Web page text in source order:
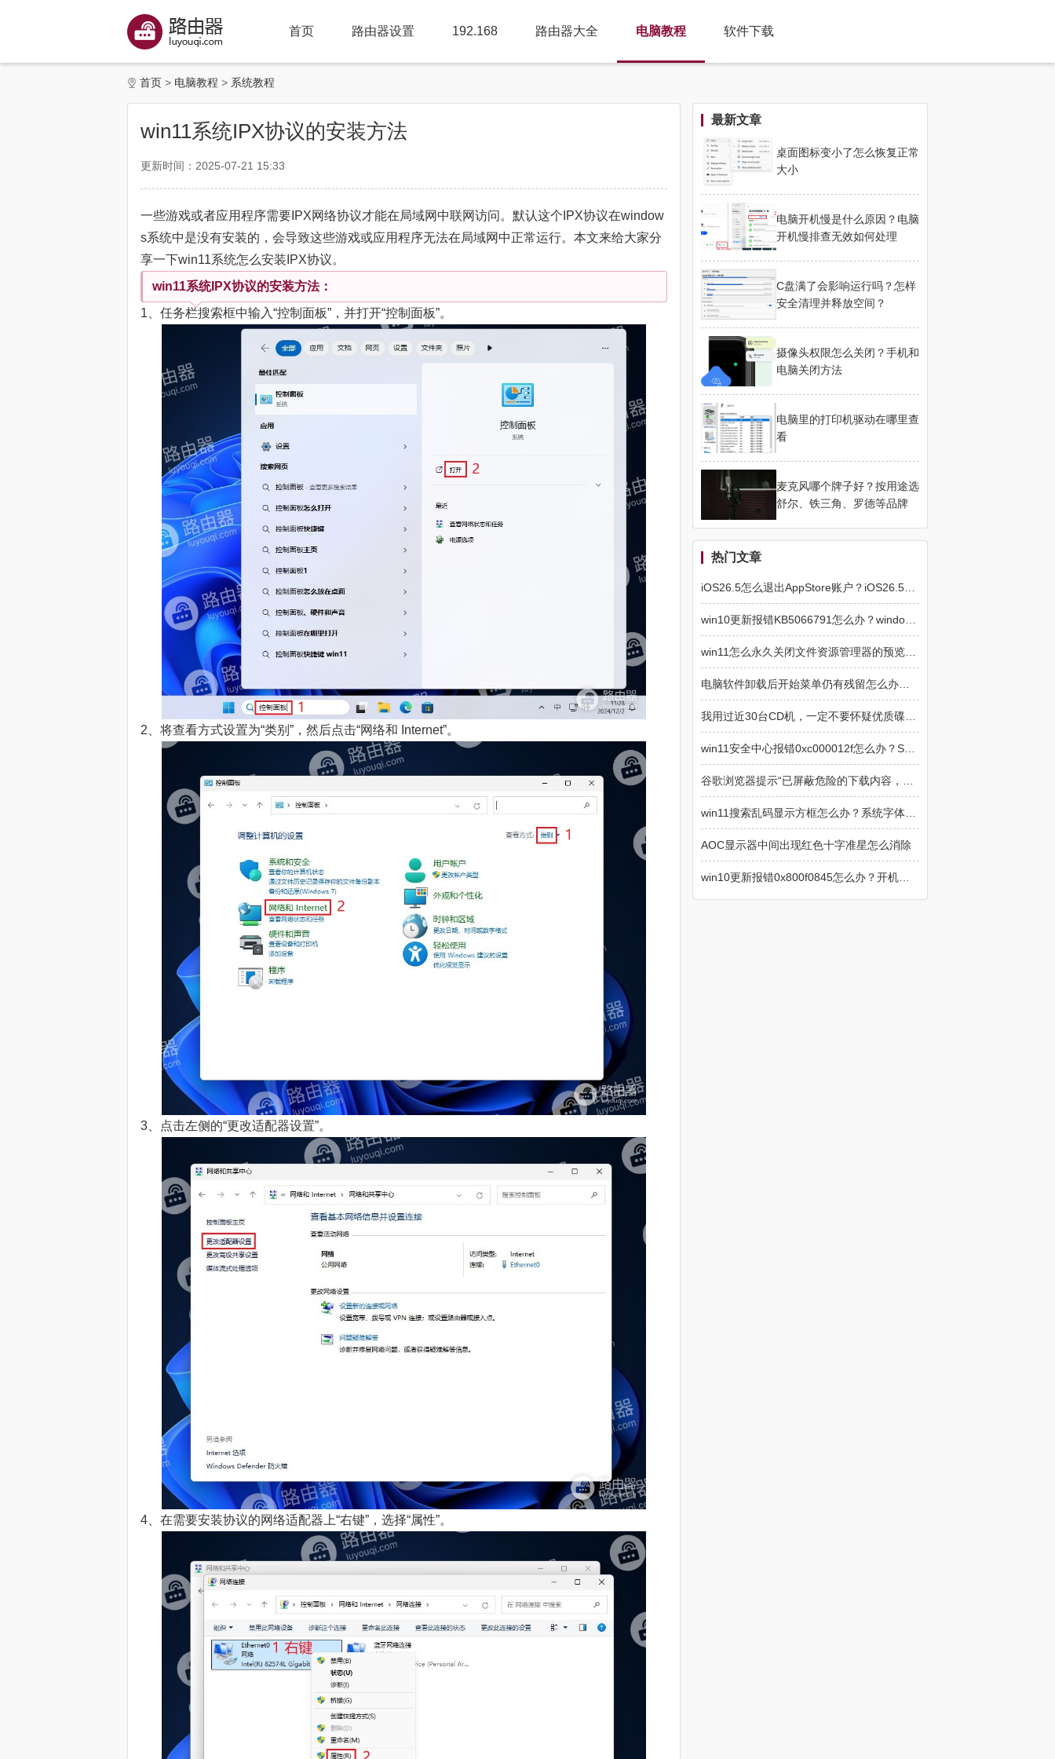
首页 路由器设置 192.168 路由器大全 电脑教程 软件下载
首页 电脑教程 系统教程
win11系统IPX协议的安装方法
更新时间：2025-07-21 15:33
一些游戏或者应用程序需要IPX网络协议才能在局域网中联网访问。默认这个IPX协议在window
s系统中是没有安装的，会导致这些游戏或应用程序无法在局域网中正常运行。本文来给大家分
享一下win11系统怎么安装IPX协议。
win11系统IPX协议的安装方法：
1、任务栏搜索框中输入“控制面板”，并打开“控制面板”。
2、将查看方式设置为“类别”，然后点击“网络和 Internet”。
3、点击左侧的“更改适配器设置”。
4、在需要安装协议的网络适配器上“右键”，选择“属性”。
最新文章
桌面图标变小了怎么恢复正常
大小
电脑开机慢是什么原因？电脑
开机慢排查无效如何处理
C盘满了会影响运行吗？怎样
安全清理并释放空间？
摄像头权限怎么关闭？手机和
电脑关闭方法
电脑里的打印机驱动在哪里查
看
麦克风哪个牌子好？按用途选
舒尔、铁三角、罗德等品牌
热门文章
AOC显示器中间出现红色十字准星怎么消除